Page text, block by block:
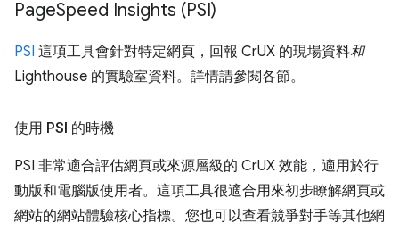
PageSpeed Insights (PSI)
PSI 這項工具會針對特定網頁，回報 CrUX 的現場資料和
Lighthouse 的實驗室資料。詳情請參閱各節。
使用 PSI 的時機
PSI 非常適合評估網頁或來源層級的 CrUX 效能，適用於行
動版和電腦版使用者。這項工具很適合用來初步瞭解網頁或
網站的網站體驗核心指標。您也可以查看競爭對手等其他網